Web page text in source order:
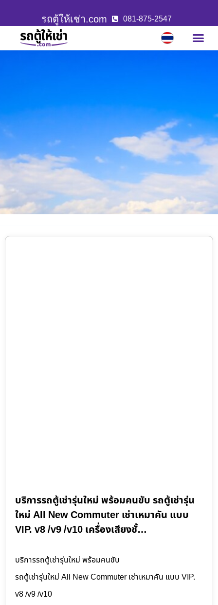
รถตู้ให้เช่า.com 081-875-2547
บริการรถตู้เช่ารุ่นใหม่ พร้อมคนขับ รถตู้เช่ารุ่น
ใหม่ All New Commuter เช่าเหมาคัน แบบ
VIP. v8 /v9 /v10 เครื่องเสียงชั้…
บริการรถตู้เช่ารุ่นใหม่ พร้อมคนขับ
รถตู้เช่ารุ่นใหม่ All New Commuter เช่าเหมาคัน แบบ VIP.
v8 /v9 /v10